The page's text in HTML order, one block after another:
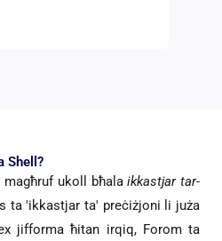
Shell?
magħruf ukoll bħalaikkastjar tar-
ta 'ikkastjar ta' preċiżjoni li juża
jifforma ħitan irqiq, Forom ta